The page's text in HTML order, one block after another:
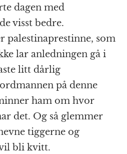
dagen med
visst bedre.
palestinaprestinne, som
lar anledningen gå i
litt dårlig
på denne
ham om hvor
det. Og så glemmer
tiggerne og
bli kvitt.